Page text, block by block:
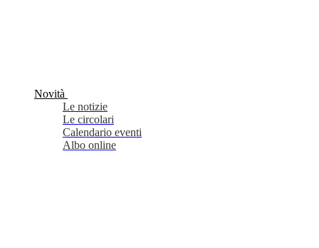
Novità
Le notizie
Le circolari
Calendario eventi
Albo online